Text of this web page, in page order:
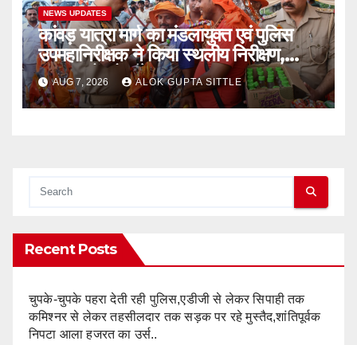
NEWS UPDATES
कांवड़ यात्रा मार्ग का मंडलायुक्त एवं पुलिस
उपमहानिरीक्षक ने किया स्थलीय निरीक्षण,
श्रद्धालुओं को बाँटे फल..
AUG 7, 2026 ALOK GUPTA SITTLE
Recent Posts
चुपके-चुपके पहरा देती रही पुलिस,एडीजी से लेकर सिपाही तक
कमिश्नर से लेकर तहसीलदार तक सड़क पर रहे मुस्तैद,शांतिपूर्वक
निपटा आला हजरत का उर्स..